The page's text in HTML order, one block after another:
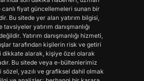
fiyat güncellemeleri sunan bir
Bu sitede yer alan yatırım bilgisi,
yatırım danışmanlığı
Yatırım danışmanlığı hizmeti,
tarafından kişilerin risk ve getiri
dikkate alarak, kişiye özel olarak
Bu sitede veya e-bültenlerimiz
sözel, yazılı ve grafiksel dahil olmak